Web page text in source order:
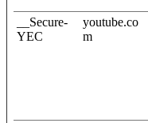
__Secure-
YEC
youtube.co
m